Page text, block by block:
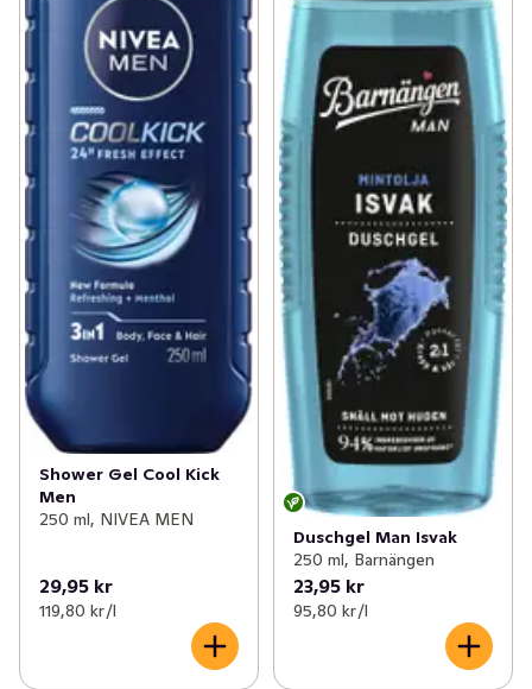
Shower Gel Cool Kick
Men
250 ml, NIVEA MEN
29,95 kr
119,80 kr /l
Duschgel Man Isvak
250 ml, Barnängen
23,95 kr
95,80 kr /l